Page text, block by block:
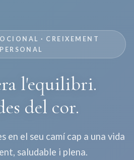
· CREIXEMENT
PERSONAL
l'equilibri.
del cor.
en el seu camí cap a una vida
saludable i plena.